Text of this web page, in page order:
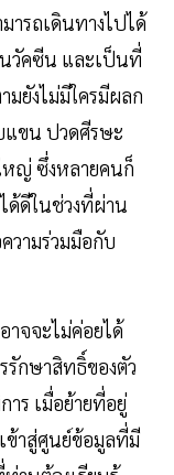
ารถเดินทางไปได้
วัคซีน และเป็นที่
ยังไม่มีใครมีผลก
แขน ปวดศีรษะ
หญ่ ซึ่งหลายคนก็
ด้ดีในช่วงที่ผ่าน
วามร่วมมือกับ
าจจะไม่ค่อยได้
รักษาสิทธิ์ของตัว
าร เมื่อย้ายที่อยู่
ข้าสู่ศูนย์ข้อมูลที่มี